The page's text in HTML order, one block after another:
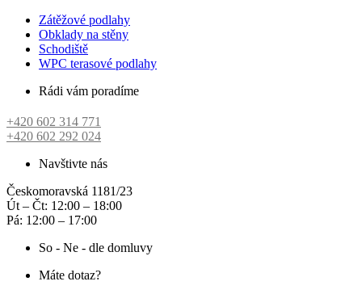
Zátěžové podlahy
Obklady na stěny
Schodiště
WPC terasové podlahy
Rádi vám poradíme
+420 602 314 771
+420 602 292 024
Navštivte nás
Českomoravská 1181/23
Út – Čt: 12:00 – 18:00
Pá: 12:00 – 17:00
So - Ne - dle domluvy
Máte dotaz?